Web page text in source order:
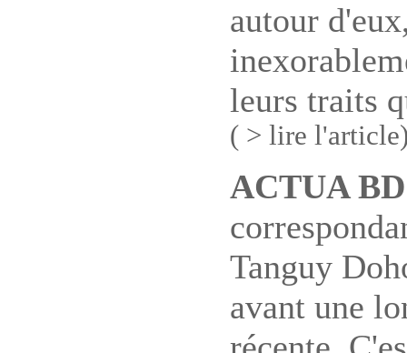
autour
leurs traits
( > lire
ACTUA BD
Tanguy
avant une